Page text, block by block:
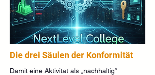
Die drei Säulen der Konformität
Damit eine Aktivität als „nachhaltig“